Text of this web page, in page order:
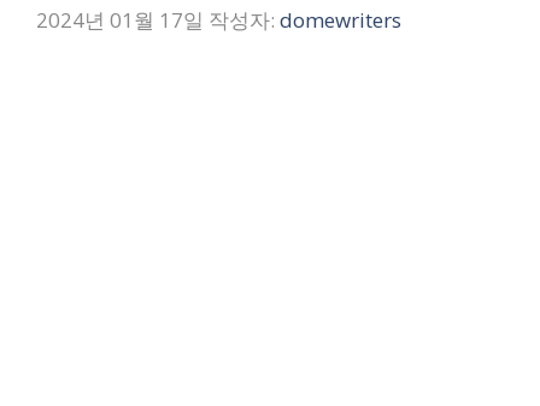
2024년 01월 17일 작성자: domewriters